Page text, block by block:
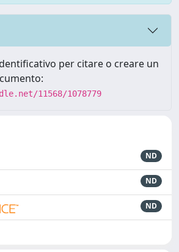
per citare o creare un
11568/1078779
ND
ND
ND